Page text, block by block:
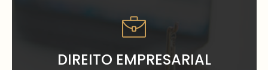
DIREITO EMPRESARIAL